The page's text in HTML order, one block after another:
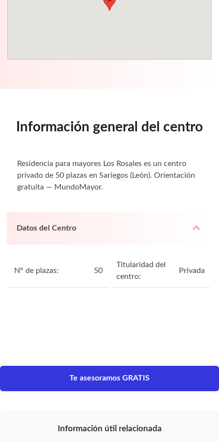
Información general del centro
Residencia para mayores Los Rosales es un centro
privado de 50 plazas en Sariegos (León). Orientación
gratuita — MundoMayor.
Datos del Centro
N° de plazas: 50
Titularidad del
centro:
Privada
Te asesoramos GRATIS
Información útil relacionada